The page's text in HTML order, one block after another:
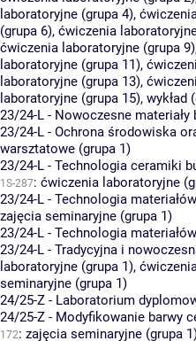
laboratoryjne (grupa 4),
(grupa 6), ćwiczenia
ćwiczenia laboratoryjne (grupa 9)
laboratoryjne (grupa 11),
laboratoryjne (grupa 13),
laboratoryjne (grupa 15), wykład
23/24-L - Nowoczesne materiały
23/24-L - Ochrona środowiska
warsztatowe (grupa 1)
23/24-L - Technologia ceramiki
1S-287: ćwiczenia laboratoryjne
23/24-L - Technologia
zajęcia seminaryjne (grupa 1)
23/24-L - Technologia
23/24-L - Tradycyjna i
laboratoryjne (grupa 1),
seminaryjne (grupa 1)
24/25-Z - Laboratorium
24/25-Z - Modyfikowanie barwy
172: zajęcia seminaryjne (grupa